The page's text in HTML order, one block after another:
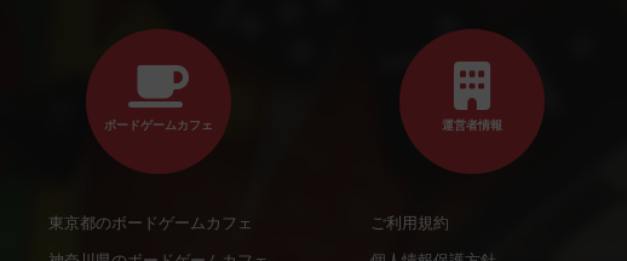
ボードゲームカフェ
東京都のボードゲームカフェ
運営者情報
ご利用規約